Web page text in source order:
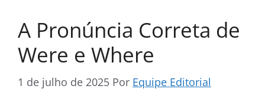
A Pronúncia Correta de
Were e Where
1 de julho de 2025 Por Equipe Editorial